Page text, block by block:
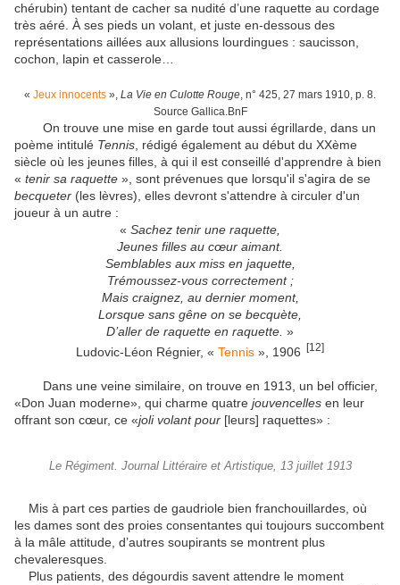
chérubin) tentant de cacher sa nudité d’une raquette au cordage
très aéré. À ses pieds un volant, et juste en-dessous des
représentations aillées aux allusions lourdingues : saucisson,
cochon, lapin et casserole…
« Jeux innocents », La Vie en Culotte Rouge, n° 425, 27 mars 1910, p. 8.
Source Gallica.BnF
On trouve une mise en garde tout aussi égrillarde, dans un
poème intitulé Tennis, rédigé également au début du XXème
siècle où les jeunes filles, à qui il est conseillé d'apprendre à bien
« tenir sa raquette », sont prévenues que lorsqu'il s'agira de se
becqueter (les lèvres), elles devront s'attendre à circuler d'un
joueur à un autre :
« Sachez tenir une raquette,
Jeunes filles au cœur aimant.
Semblables aux miss en jaquette,
Trémoussez-vous correctement ;
Mais craignez, au dernier moment,
Lorsque sans gêne on se becquète,
D’aller de raquette en raquette. »
Ludovic-Léon Régnier, « Tennis », 1906 [12]
Dans une veine similaire, on trouve en 1913, un bel officier,
«Don Juan moderne», qui charme quatre jouvencelles en leur
offrant son cœur, ce «joli volant pour [leurs] raquettes» :
Le Régiment. Journal Littéraire et Artistique, 13 juillet 1913
Mis à part ces parties de gaudriole bien franchouillardes, où
les dames sont des proies consentantes qui toujours succombent
à la mâle attitude, d’autres soupirants se montrent plus
chevaleresques.
Plus patients, des dégourdis savent attendre le moment